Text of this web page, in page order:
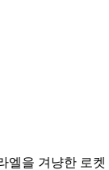
을 겨냥한 로